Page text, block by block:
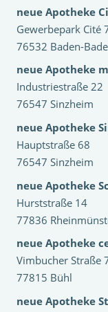
neue Apotheke
Gewerbepark Cité
76532 Baden-
neue Apotheke
Industriestraße 22
76547 Sinzheim
neue Apotheke
Hauptstraße 68
76547 Sinzheim
neue Apotheke
Hurststraße 14
77836
neue Apotheke
Vimbucher Straße
77815 Bühl
neue Apotheke